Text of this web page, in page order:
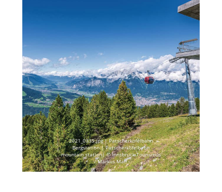
2021_0335.jpg | Patscherkofelbahn
Bergstation | Patscherkofelbahn
mountain station| © Innsbruck Tourismus
/ Markus Mair